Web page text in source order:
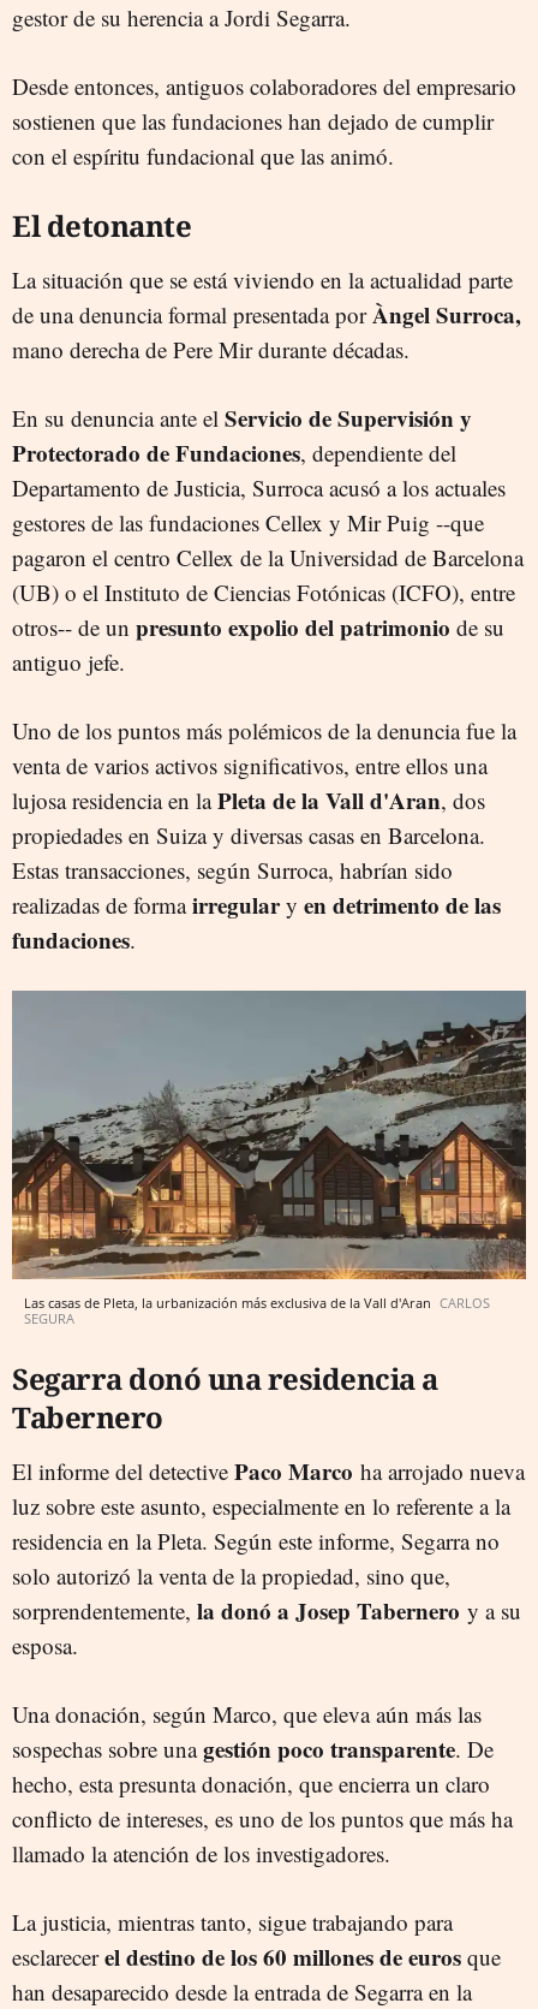
gestor de su herencia a Jordi Segarra.
Desde entonces, antiguos colaboradores del empresario
sostienen que las fundaciones han dejado de cumplir
con el espíritu fundacional que las animó.
El detonante
La situación que se está viviendo en la actualidad parte
de una denuncia formal presentada porÀngel Surroca,
mano derecha de Pere Mir durante décadas.
En su denuncia ante el Servicio de Supervisión y
Protectorado de Fundaciones, dependiente del
Departamento de Justicia, Surroca acusó a los actuales
gestores de las fundaciones Cellex y Mir Puig --que
pagaron el centro Cellex de la Universidad de Barcelona
(UB) o el Instituto de Ciencias Fotónicas (ICFO), entre
otros-- de un presunto expolio del patrimonio de su
antiguo jefe.
Uno de los puntos más polémicos de la denuncia fue la
venta de varios activos significativos, entre ellos una
lujosa residencia en laPleta de la Vall d'Aran, dos
propiedades en Suiza y diversas casas en Barcelona.
Estas transacciones, según Surroca, habrían sido
realizadas de formairregulary en detrimento de las
fundaciones.
Las casas de Pleta, la urbanización más exclusiva de la Vall d'Aran CARLOS
SEGURA
Segarra donó una residencia a
Tabernero
El informe del detective Paco Marco ha arrojado nueva
luz sobre este asunto, especialmente en lo referente a la
residencia en la Pleta. Según este informe, Segarra no
solo autorizó la venta de la propiedad, sino que,
sorprendentemente, la donó a Josep Tabernero y a su
esposa.
Una donación, según Marco, que eleva aún más las
sospechas sobre unagestión poco transparente. De
hecho, esta presunta donación, que encierra un claro
conflicto de intereses, es uno de los puntos que más ha
llamado la atención de los investigadores.
La justicia, mientras tanto, sigue trabajando para
esclarecerel destino de los 60 millones de euros que
han desaparecido desde la entrada de Segarra en la